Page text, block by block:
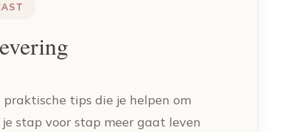
tips die je helpen om
stap voor stap meer gaat leven